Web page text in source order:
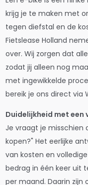
krijg je te maken met
tegen diefstal en de
Fietslease Holland
over. Wij zorgen dat
zodat jij alleen nog
met ingewikkelde
bereik je ons direct via
Duidelijkheid met
Je vraagt je misschien
kopen?" Het eerlijke
van kosten en
bedrag in één keer uit
per maand. Daarin zijn